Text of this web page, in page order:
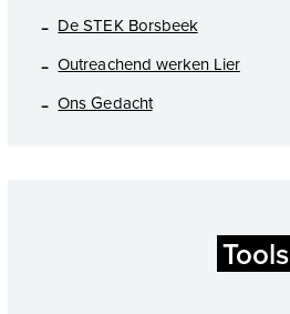
De STEK Borsbeek
Outreachend werken Lier
Ons Gedacht
Tools